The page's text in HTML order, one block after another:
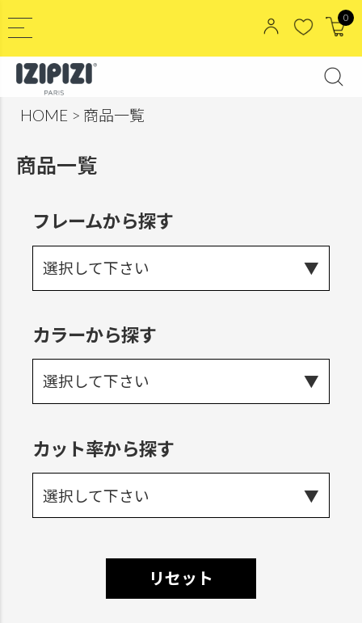
0
HOME 商品一覧
商品一覧
フレームから探す
選択して下さい
カラーから探す
選択して下さい
カット率から探す
選択して下さい
リセット